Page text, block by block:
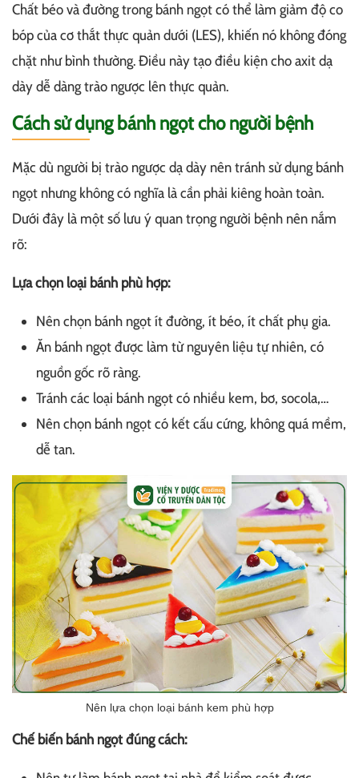
Chất béo và đường trong bánh ngọt có thể làm giảm độ co
bóp của cơ thắt thực quản dưới (LES), khiến nó không đóng
chặt như bình thường. Điều này tạo điều kiện cho axit dạ
dày dễ dàng trào ngược lên thực quản.
Cách sử dụng bánh ngọt cho người bệnh
Mặc dù người bị trào ngược dạ dày nên tránh sử dụng bánh
ngọt nhưng không có nghĩa là cần phải kiêng hoàn toàn.
Dưới đây là một số lưu ý quan trọng người bệnh nên nắm
rõ:
Lựa chọn loại bánh phù hợp:
Nên chọn bánh ngọt ít đường, ít béo, ít chất phụ gia.
Ăn bánh ngọt được làm từ nguyên liệu tự nhiên, có
nguồn gốc rõ ràng.
Tránh các loại bánh ngọt có nhiều kem, bơ, socola,…
Nên chọn bánh ngọt có kết cấu cứng, không quá mềm,
dễ tan.
Nên lựa chọn loại bánh kem phù hợp
Chế biến bánh ngọt đúng cách: